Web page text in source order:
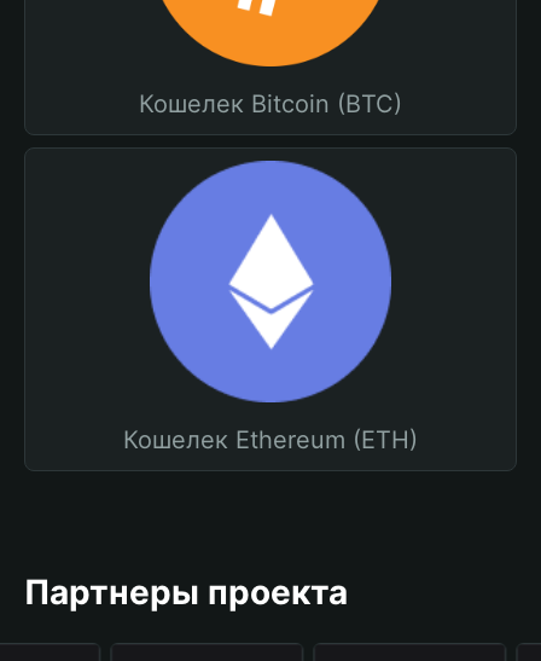
Кошелек Bitcoin (BTC)
Кошелек Ethereum (ETH)
Партнеры проекта